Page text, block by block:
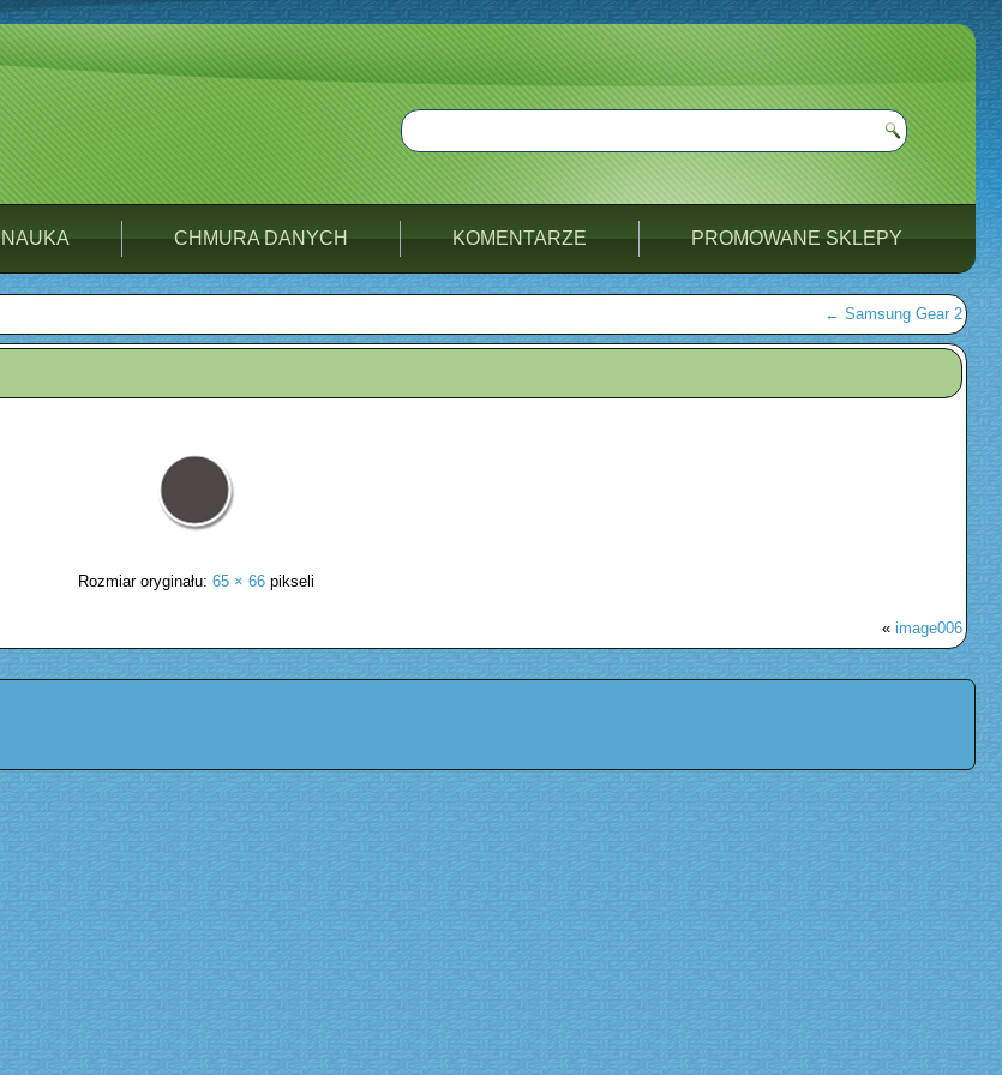
NAUKA CHMURA DANYCH KOMENTARZE PROMOWANE SKLEPY
← Samsung Gear 2
Rozmiar oryginału: 65 × 66pikseli
« image006